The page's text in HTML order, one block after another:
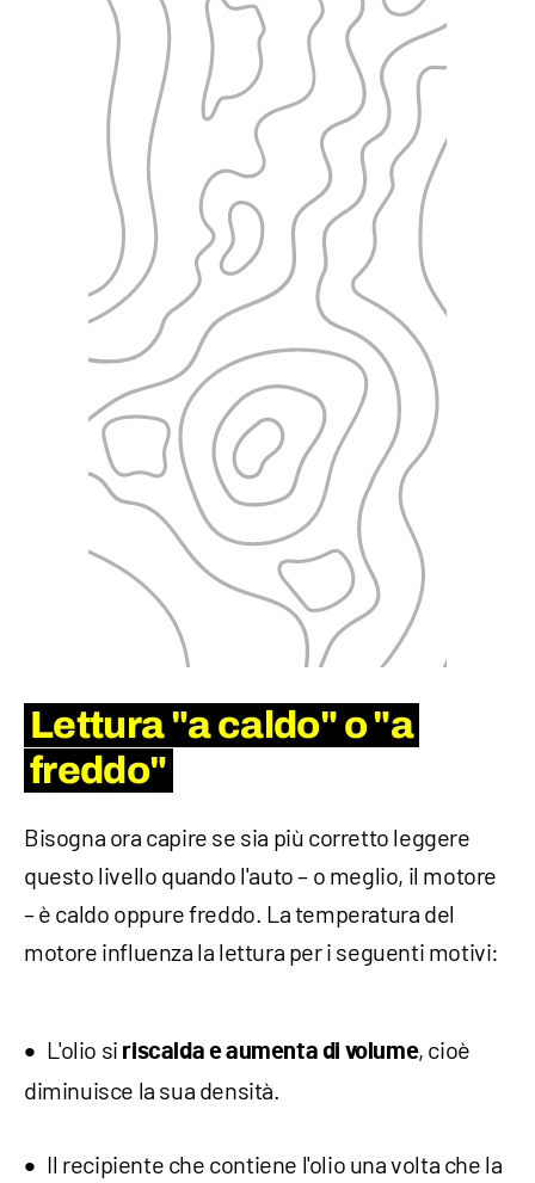
Lettura"a caldo" o"a
freddo"
Bisogna ora capire se sia più corretto leggere
questo livello quando l'auto – o meglio, il motore
– è caldo oppure freddo. La temperatura del
motore influenza la lettura per i seguenti motivi:
L'olio si riscalda e aumenta di volume, cioè
diminuisce la sua densità.
Il recipiente che contiene l'olio una volta che la